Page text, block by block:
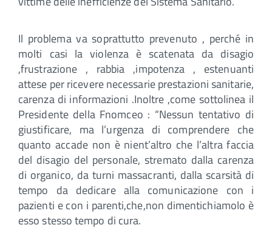
Il problema va soprattutto prevenuto , perché in
molti casi la violenza è scatenata da disagio
,frustrazione , rabbia ,impotenza , estenuanti
attese per ricevere necessarie prestazioni sanitarie,
carenza di informazioni .Inoltre ,come sottolinea il
Presidente della Fnomceo : “Nessun tentativo di
giustificare, ma l’urgenza di comprendere che
quanto accade non è nient’altro che l’altra faccia
del disagio del personale, stremato dalla carenza
di organico, da turni massacranti, dalla scarsità di
tempo da dedicare alla comunicazione con i
pazienti e con i parenti,che,non dimentichiamolo è
esso stesso tempo di cura.